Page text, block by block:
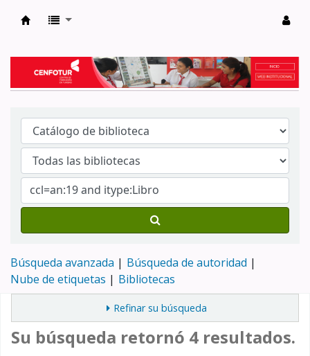
Búsqueda avanzada
Búsqueda de autoridad
Nube de etiquetas
Bibliotecas
Refinar su búsqueda
Su búsqueda retornó 4 resultados.